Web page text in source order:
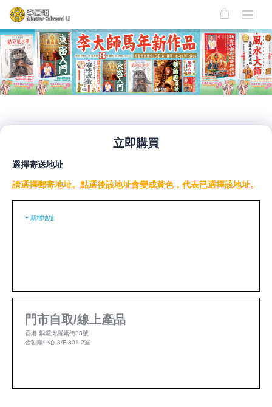
立即購買
選擇寄送地址
請選擇郵寄地址。點選後該地址會變成黃色，代表已選擇該地址。
+ 新增地址
門市自取/線上產品
香港 銅鑼灣羅素街38號
金朝陽中心 8/F 801-2室